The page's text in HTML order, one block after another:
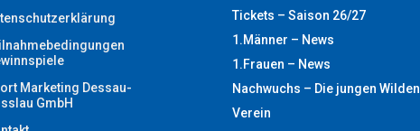
Marketing Dessau-
GmbH
Tickets – Saison 26/27
1.Männer – News
1.Frauen – News
Nachwuchs – Die jungen Wilden
Verein